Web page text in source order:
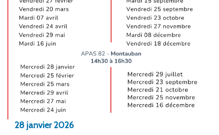
28 janvier2026